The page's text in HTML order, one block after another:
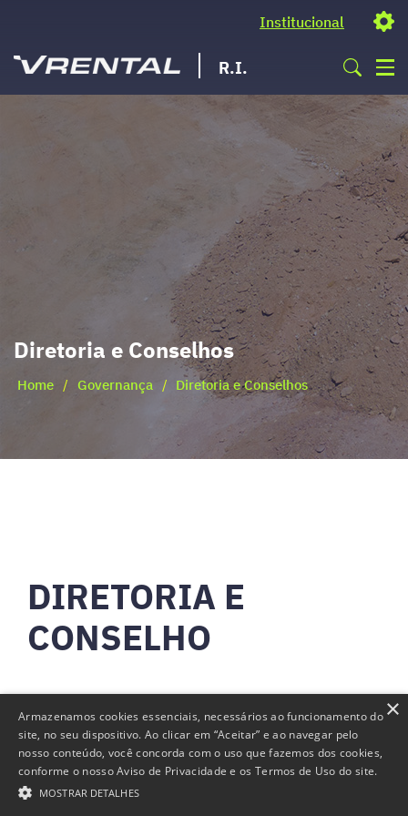
Institucional
R.I.
Diretoria e Conselhos
Home / Governança / Diretoria e Conselhos
DIRETORIA E
CONSELHO
Diretoria
Conselho De Administração
×
Armazenamos cookies essenciais, necessários ao funcionamento do
site, no seu dispositivo. Ao clicar em “Aceitar” e ao navegar pelo
nosso conteúdo, você concorda com o uso que fazemos dos cookies,
conforme o nosso Aviso de Privacidade e os Termos de Uso do site.
MOSTRAR DETALHES